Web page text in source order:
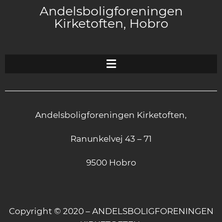
Andelsboligforeningen
Kirketoften, Hobro
Andelsboligforeningen Kirketoften,
Ranunkelvej 43 – 71
9500 Hobro
Copyright © 2020 – ANDELSBOLIGFORENINGEN